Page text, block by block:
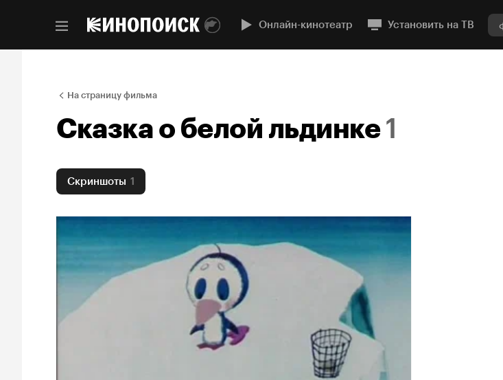
Онлайн-кинотеатр Установить на ТВ
На страницу фильма
Сказка о белой льдинке1
Скриншоты 1